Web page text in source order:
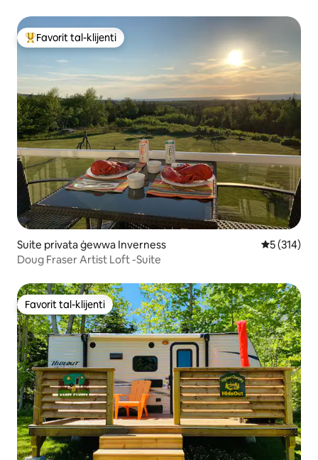
Wieħed mill-aqwa favoriti tal-klijenti
Favorit tal-klijenti
Suite privata ġewwa Inverness Rating
5 (314)
Doug Fraser Artist Loft -Suite
Favorit tal-klijenti
Favorit tal-klijenti